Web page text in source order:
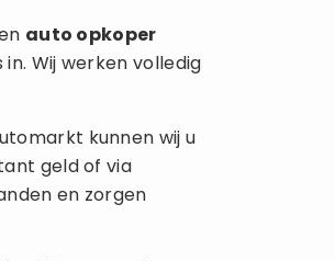
auto opkoper
Wij werken volledig
kunnen wij u
geld of via
en zorgen